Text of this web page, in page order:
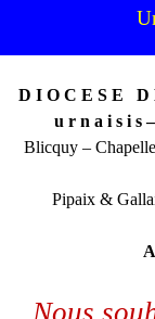
D I O C E S E
u r n a i s i s
Blicquy –
Pipaix &
Nous